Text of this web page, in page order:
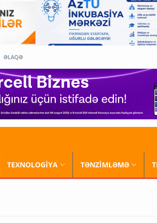
ƏLAQƏ
TEXNOLOGİYA TƏNZİMLƏMƏ